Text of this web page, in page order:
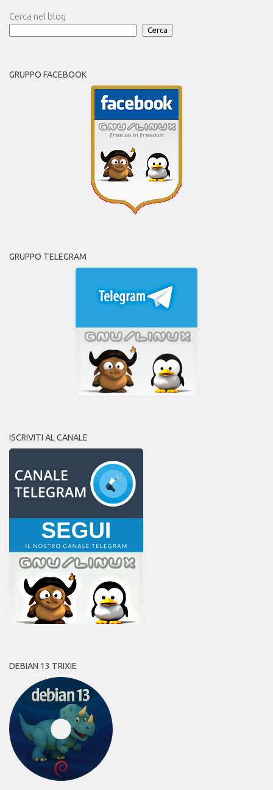
Cerca nel blog
Cerca
GRUPPO FACEBOOK
GRUPPO TELEGRAM
ISCRIVITI AL CANALE
DEBIAN 13 TRIXIE